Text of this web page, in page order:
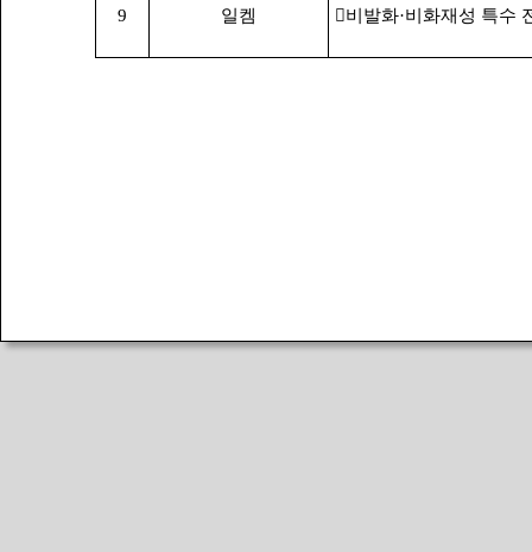
9 일켐 󰋯비발화·비화재성 특수